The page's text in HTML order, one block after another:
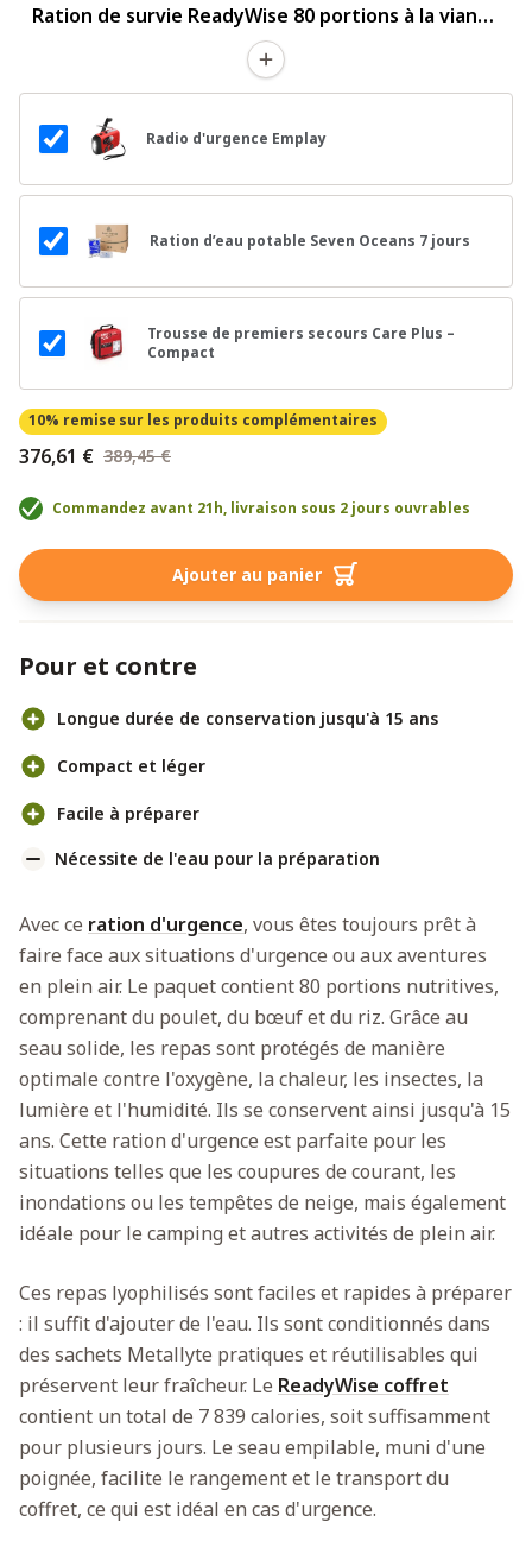
Ration de survie ReadyWise 80 portions à la viande
et au riz
Radio d'urgence Emplay
Ration d’eau potable Seven Oceans 7 jours
Trousse de premiers secours Care Plus –
Compact
10% remise sur les produits complémentaires
376,61 € 389,45 €
Commandez avant 21h, livraison sous 2 jours ouvrables
Ajouter au panier
Pour et contre
Longue durée de conservation jusqu'à 15 ans
Compact et léger
Facile à préparer
Nécessite de l'eau pour la préparation
Avec ce ration d'urgence, vous êtes toujours prêt à
faire face aux situations d'urgence ou aux aventures
en plein air. Le paquet contient 80 portions nutritives,
comprenant du poulet, du bœuf et du riz. Grâce au
seau solide, les repas sont protégés de manière
optimale contre l'oxygène, la chaleur, les insectes, la
lumière et l'humidité. Ils se conservent ainsi jusqu'à 15
ans. Cette ration d'urgence est parfaite pour les
situations telles que les coupures de courant, les
inondations ou les tempêtes de neige, mais également
idéale pour le camping et autres activités de plein air.
Ces repas lyophilisés sont faciles et rapides à préparer
: il suffit d'ajouter de l'eau. Ils sont conditionnés dans
des sachets Metallyte pratiques et réutilisables qui
préservent leur fraîcheur. Le ReadyWise coffret
contient un total de 7 839 calories, soit suffisamment
pour plusieurs jours. Le seau empilable, muni d'une
poignée, facilite le rangement et le transport du
coffret, ce qui est idéal en cas d'urgence.